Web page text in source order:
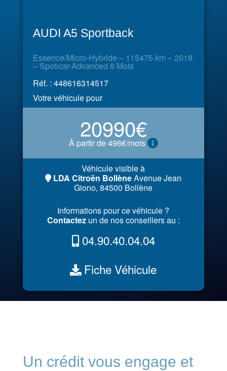
AUDI A5 Sportback
Essence/Micro-Hybride – 115475 km – 2018
– Spoticar-Advanced 8 Mois
Réf. : 448616314517
Votre véhicule pour
20990€
À partir de 496€/mois
Véhicule visible à
LDA Citroën BollèneAvenue Jean
Giono, 84500 Bollène
Informations pour ce véhicule ?
Contactezun de nos conseillers au :
04.90.40.04.04
Fiche Véhicule
Un crédit vous engage et